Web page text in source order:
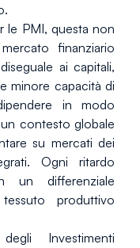
le PMI, questa non
finanziario
ai capitali,
minore capacità di
in modo
contesto globale
su mercati dei
Ogni ritardo
un differenziale
produttivo
Investimenti